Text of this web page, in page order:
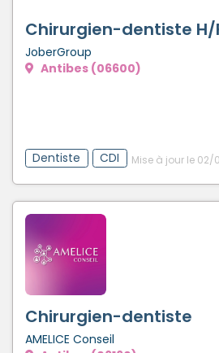
Chirurgien-dentiste H/
JoberGroup
Antibes (06600)
Dentiste CDI Mise à jour le 02/
Chirurgien-dentiste
AMELICE Conseil